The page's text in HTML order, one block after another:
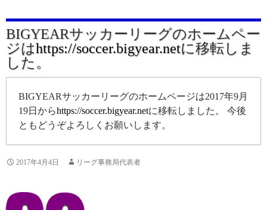
BIGYEARサッカーリーグのホームペー
ジはhttps://soccer.bigyear.netに移転しま
した。
BIGYEARサッカーリーグのホームページは2017年9月
19日からhttps://soccer.bigyear.netに移転しました。 今後
ともどうぞよろしくお願いします。
2017年4月4日 リーグ事務局代表者